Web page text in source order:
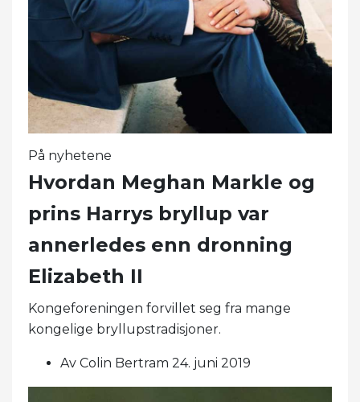
På nyhetene
Hvordan Meghan Markle og
prins Harrys bryllup var
annerledes enn dronning
Elizabeth II
Kongeforeningen forvillet seg fra mange
kongelige bryllupstradisjoner.
Av Colin Bertram 24. juni 2019